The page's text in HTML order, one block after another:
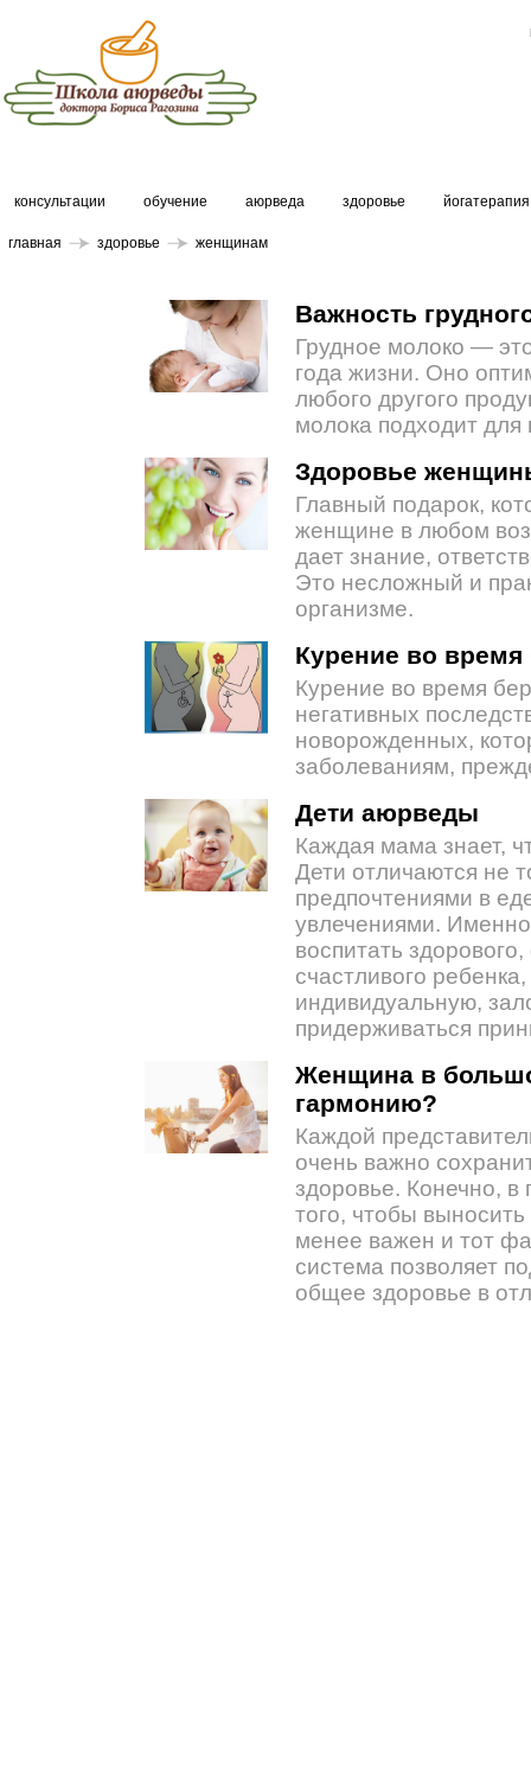
консультации обучение аюрведа здоровье йогатерапия
главная здоровье женщинам
Важность
Грудное молоко —
года жизни. Оно
любого другого
молока подходит
Здоровье
Главный подарок,
женщине в любом
дает знание,
Это несложный и
организме.
Курение во время
Курение во время
негативных
новорожденных,
заболеваниям,
Дети аюрведы
Каждая мама знает,
Дети отличаются не
предпочтениями в
увлечениями.
воспитать
счастливого
индивидуальную,
придерживаться
Женщина в
гармонию?
Каждой
очень важно
здоровье. Конечно,
того, чтобы
менее важен и тот
система позволяет
общее здоровье в